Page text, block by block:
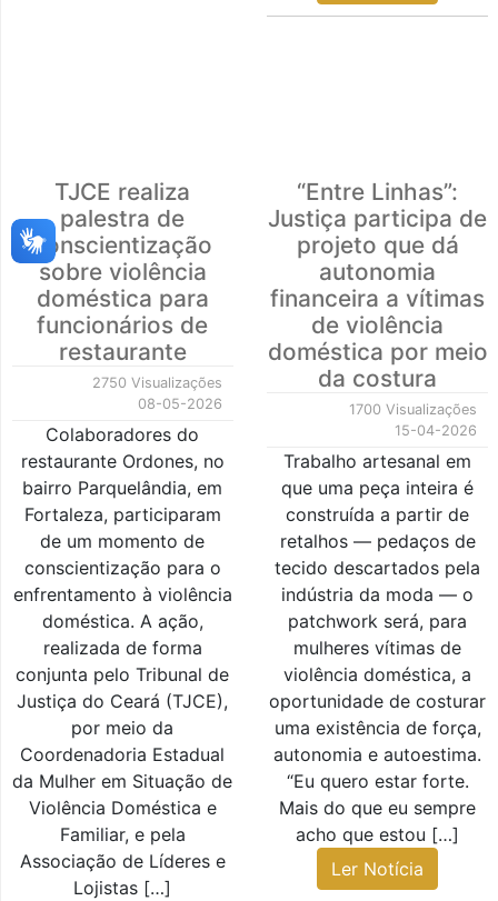
TJCE realiza
palestra de
conscientização
sobre violência
doméstica para
funcionários de
restaurante
2750 Visualizações
08-05-2026
Colaboradores do
restaurante Ordones, no
bairro Parquelândia, em
Fortaleza, participaram
de um momento de
conscientização para o
enfrentamento à violência
doméstica. A ação,
realizada de forma
conjunta pelo Tribunal de
Justiça do Ceará (TJCE),
por meio da
Coordenadoria Estadual
da Mulher em Situação de
Violência Doméstica e
Familiar, e pela
Associação de Líderes e
Lojistas […]
“Entre Linhas”:
Justiça participa de
projeto que dá
autonomia
financeira a vítimas
de violência
doméstica por meio
da costura
1700 Visualizações
15-04-2026
Trabalho artesanal em
que uma peça inteira é
construída a partir de
retalhos — pedaços de
tecido descartados pela
indústria da moda — o
patchwork será, para
mulheres vítimas de
violência doméstica, a
oportunidade de costurar
uma existência de força,
autonomia e autoestima.
“Eu quero estar forte.
Mais do que eu sempre
acho que estou […]
Ler Notícia